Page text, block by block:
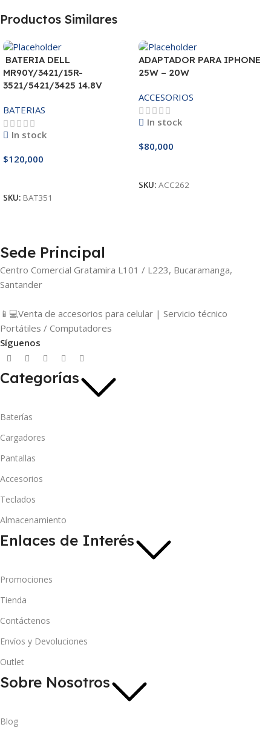
Productos Similares
BATERIA DELL
MR90Y/3421/15R-
3521/5421/3425 14.8V
BATERIAS
In stock
$120,000
SKU: BAT351
ADAPTADOR PARA IPHONE
25W – 20W
ACCESORIOS
In stock
$80,000
SKU: ACC262
Sede Principal
Centro Comercial Gratamira L101 / L223, Bucaramanga,
Santander
📱💻Venta de accesorios para celular | Servicio técnico
Portátiles / Computadores
Síguenos
Categorías
Baterías
Cargadores
Pantallas
Accesorios
Teclados
Almacenamiento
Enlaces de Interés
Promociones
Tienda
Contáctenos
Envíos y Devoluciones
Outlet
Sobre Nosotros
Blog